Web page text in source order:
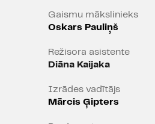
Izrādes eksporta
Izrādē smēķē!
Gaismu mākslinieks
Oskars Pauliņš
Režisora asistente
Diāna Kaijaka
Izrādes vadītājs
Mārcis Ģipters